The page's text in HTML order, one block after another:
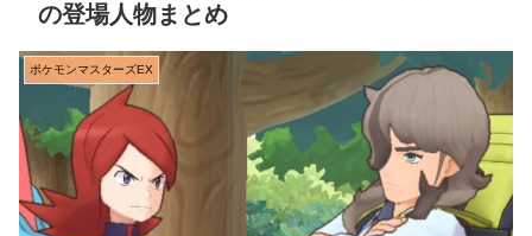
の登場人物まとめ
ポケモンマスターズEX